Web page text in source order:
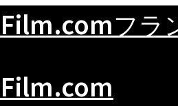
フラ